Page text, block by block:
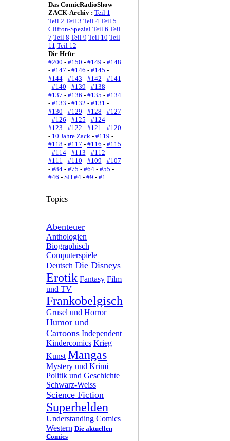
Das ComicRadioShow
ZACK-Archiv : Teil 1
Teil 2 Teil 3 Teil 4 Teil 5
Clifton-Spezial Teil 6 Teil
7 Teil 8 Teil 9 Teil 10 Teil
11 Teil 12
Die Hefte
#200 - #150 - #149 - #148
- #147 - #146 - #145 -
#144- #143 - #142 - #141
- #140 - #139 - #138 -
#137 - #136 - #135 - #134
- #133 - #132 - #131 -
#130 - #129 - #128 - #127
- #126 - #125 - #124-
#123 - #122 - #121 - #120
- 10 Jahre Zack- #119 -
#118 - #117 - #116 - #115
- #114- #113 - #112 -
#111 - #110 - #109 - #107
- #84- #75 - #64- #55 -
#46 - SH #4- #9 - #1
Topics
Abenteuer
Anthologien
Biographisch
Computerspiele
Deutsch Die Disneys
Erotik Fantasy Film
und TV
Frankobelgisch
Grusel und Horror
Humor und
Cartoons Independent
Kindercomics Krieg
Kunst Mangas
Mystery und Krimi
Politik und Geschichte
Schwarz-Weiss
Science Fiction
Superhelden
Understanding Comics
Western Die aktuellen
Comics